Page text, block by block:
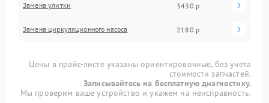
Замена улитки 3430 р
Замена циркуляционного насоса 2180 р
Цены в прайс-листе указаны ориентировочные, без учета
стоимости запчастей.
Записывайтесь на бесплатную диагностику.
Мы проверим ваше устройство и укажем на неисправность.